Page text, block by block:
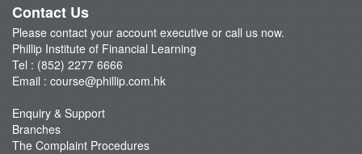
Contact Us
Please contact your account executive or call us now.
Phillip Institute of Financial Learning
Tel : (852) 2277 6666
Email : course@phillip.com.hk
Enquiry & Support
Branches
The Complaint Procedures